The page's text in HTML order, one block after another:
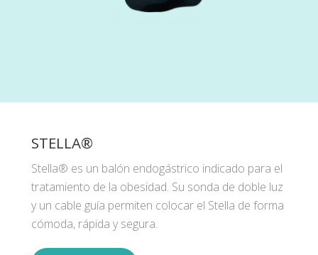
STELLA®
Stella® es un balón endogástrico indicado para el
tratamiento de la obesidad. Su sonda de doble luz
y un cable guía permiten colocar el Stella de forma
cómoda, rápida y segura.